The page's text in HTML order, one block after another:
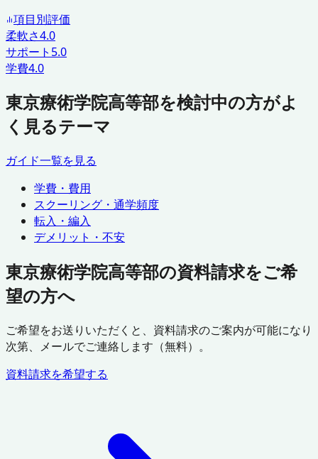
項目別評価
柔軟さ4.0
サポート 5.0
学費4.0
東京療術学院高等部を検討中の方がよ
く見るテーマ
ガイド一覧を見る
学費・費用
スクーリング・通学頻度
転入・編入
デメリット・不安
東京療術学院高等部の資料請求をご希
望の方へ
ご希望をお送りいただくと、資料請求のご案内が可能になり
次第、メールでご連絡します（無料）。
資料請求を希望する